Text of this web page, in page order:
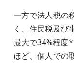
一方で法人税の
く、住民税及び
最大で34%程度
ほど、個人での